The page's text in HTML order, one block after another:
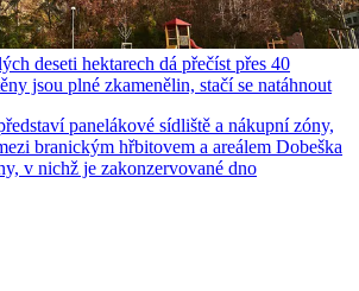
deseti hektarech dá přečíst přes 40
jsou plné zkamenělin, stačí se natáhnout
panelákové sídliště a nákupní zóny,
branickým hřbitovem a areálem Dobeška
v nichž je zakonzervované dno